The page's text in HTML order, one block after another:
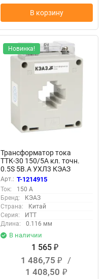
В корзину
Новинка!
Трансформатор тока
ТТК-30 150/5А кл. точн.
0.5S 5В.А УХЛ3 КЭАЗ
239702
Арт.: T-1214915
Ток:
150 А
Бренд:
КЭАЗ
Страна:
Китай
Серия:
ИТТ
Длина:
0.116 мм
В наличии
1 565 ₽
1 486,75 ₽
/
1 408,50 ₽